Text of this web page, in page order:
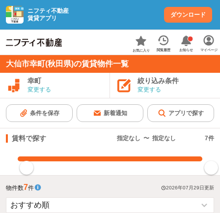
ニフティ不動産
賃貸アプリ
ダウンロード
お気に入り 閲覧履歴 お知らせ マイページ
大仙市幸町(秋田県)の賃貸物件一覧
幸町
変更する
絞り込み条件
変更する
条件を保存 新着通知 アプリで探す
賃料で探す 指定なし 〜 指定なし 7件
物件数7件 2026年07月29日更新